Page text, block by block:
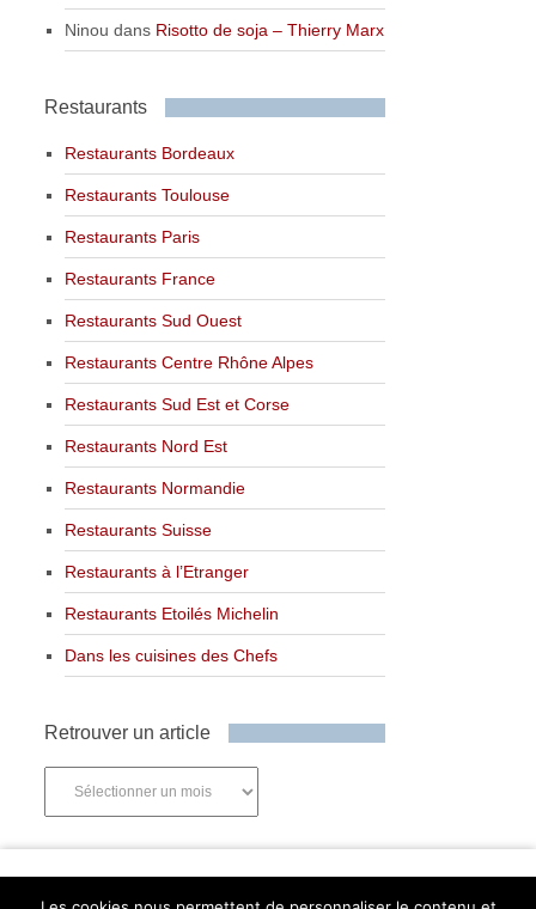
Ninou dans Risotto de soja – Thierry Marx
Restaurants
Restaurants Bordeaux
Restaurants Toulouse
Restaurants Paris
Restaurants France
Restaurants Sud Ouest
Restaurants Centre Rhône Alpes
Restaurants Sud Est et Corse
Restaurants Nord Est
Restaurants Normandie
Restaurants Suisse
Restaurants à l’Etranger
Restaurants Etoilés Michelin
Dans les cuisines des Chefs
Retrouver un article